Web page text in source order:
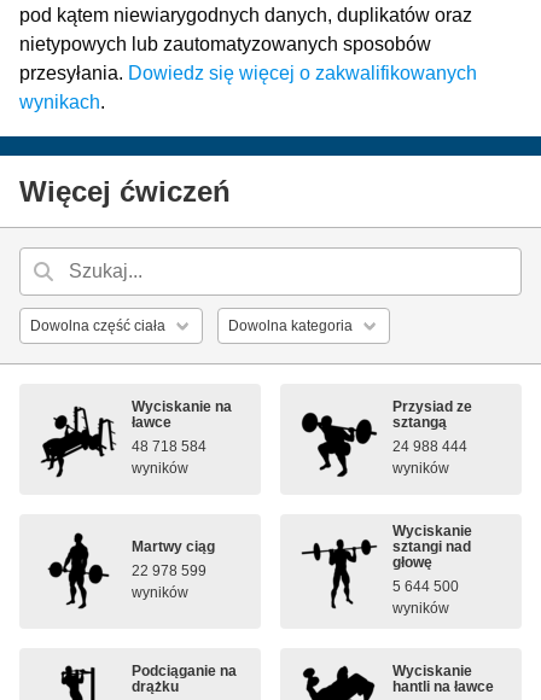
pod kątem niewiarygodnych danych, duplikatów oraz
nietypowych lub zautomatyzowanych sposobów
przesyłania. Dowiedz się więcej o zakwalifikowanych
wynikach.
Więcej ćwiczeń
Wyciskanie na
ławce
48 718 584
wyników
Przysiad ze
sztangą
24 988 444
wyników
Martwy ciąg
22 978 599
wyników
Wyciskanie
sztangi nad
głowę
5 644 500
wyników
Podciąganie na
drążku
Wyciskanie
hantli na ławce